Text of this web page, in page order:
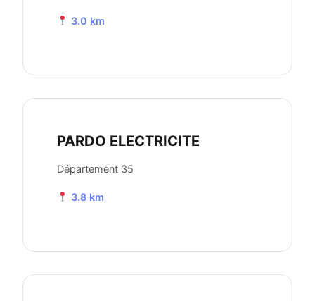
3.0 km
PARDO ELECTRICITE
Département 35
3.8 km